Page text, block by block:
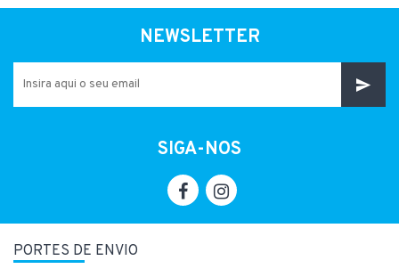
NEWSLETTER
SIGA-NOS
PORTES DE ENVIO